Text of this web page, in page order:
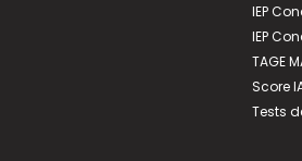
IEP
IEP
TAGE
Score
Tests